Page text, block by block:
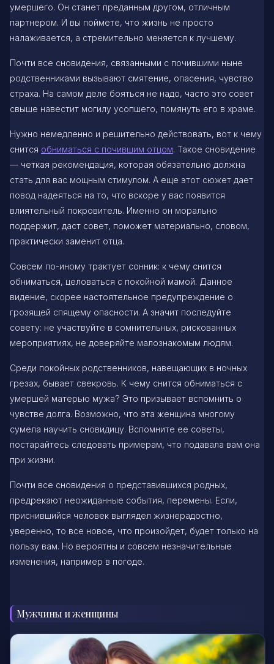
умершего. Он станет преданным другом, отличным
партнером. И вы поймете, что жизнь не просто
налаживается, а стремительно меняется к лучшему.
Почти все сновидения, связанными с почившими ныне
родственниками вызывают смятение, опасения, чувство
страха. На самом деле бояться не надо, часто это совет
свыше навестит могилу усопшего, помянуть его в храме.
Нужно немедленно и решительно действовать, вот к чему
снится обниматься с почившим отцом. Такое сновидение
— четкая рекомендация, которая обязательно должна
стать для вас мощным стимулом. А еще этот сюжет дает
повод надеяться на то, что вскоре у вас появится
влиятельный покровитель. Именно он морально
поддержит, даст совет, поможет материально, словом,
практически заменит отца.
Совсем по-иному трактует сонник: к чему снится
обниматься, целоваться с покойной мамой. Данное
видение, скорее настоятельное предупреждение о
грозящей спящему опасности. А значит последуйте
совету: не участвуйте в сомнительных, рискованных
мероприятиях, не доверяйте малознакомым людям.
Среди покойных родственников, навещающих в ночных
грезах, бывает свекровь. К чему снится обниматься с
умершей матерью мужа? Это призывает вспомнить о
чувстве долга. Возможно, что эта женщина многому
сумела научить сновидицу. Вспомните ее советы,
постарайтесь следовать примерам, что подавала вам она
при жизни.
Почти все сновидения о представившихся родных,
предрекают неожиданные события, перемены. Если,
приснившийся человек выглядел жизнерадостно,
уверенно, то все новое, что произойдет, будет только на
пользу вам. Но вероятны и совсем незначительные
изменения, например в погоде.
Мужчины и женщины